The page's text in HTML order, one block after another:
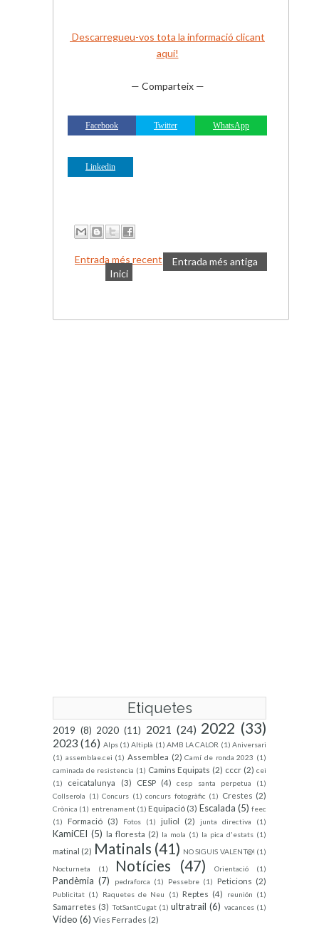
Descarregueu-vos tota la informació clicant
aquí!
— Comparteix —
Facebook Twitter WhatsApp
Linkedin
Entrada més recent
Entrada més antiga
Inici
Etiquetes
2019 (8) 2020 (11) 2021 (24) 2022 (33)
2023 (16) Alps (1) Altiplà (1) AMB LA CALOR (1) Aniversari
(1) assemblae.cei (1) Assemblea (2) Camí de ronda 2023 (1)
caminada de resistencia (1) Camins Equipats (2) cccr (2) cei
(1)
ceicatalunya (3) CESP (4) cesp santa perpetua
(1)
Collserola (1) Concurs (1) concurs fotogràfic (1) Crestes (2)
Crònica (1) entrenament (1) Equipació (3) Escalada (5) feec
(1)
Formació (3) Fotos (1) juliol (2) junta directiva (1)
KamiCEI (5) la floresta (2) la mola (1) la pica d'estats (1)
matinal (2) Matinals (41) NO SIGUIS VALENT@! (1)
Nocturneta
(1) Notícies (47) Orientació (1)
Pandèmia (7) pedraforca (1) Pessebre (1) Peticions (2)
Publicitat (1) Raquetes de Neu (1) Reptes (4) reunión (1)
Samarretes (3) TotSantCugat (1) ultratrail (6) vacances (1)
Vídeo (6) Vies Ferrades (2)